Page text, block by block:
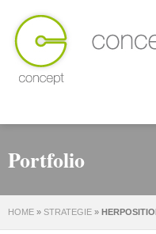
Portfolio
HOME » STRATEGIE »